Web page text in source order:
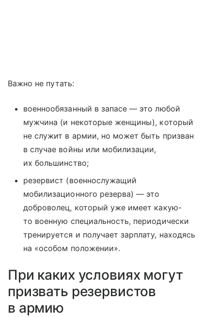
Важно не путать:
военнообязанный в запасе — это любой
мужчина (и некоторые женщины), который
не служит в армии, но может быть призван
в случае войны или мобилизации,
их большинство;
резервист (военнослужащий
мобилизационного резерва) — это
доброволец, который уже имеет какую-
то военную специальность, периодически
тренируется и получает зарплату, находясь
на «особом положении».
При каких условиях могут
призвать резервистов
в армию